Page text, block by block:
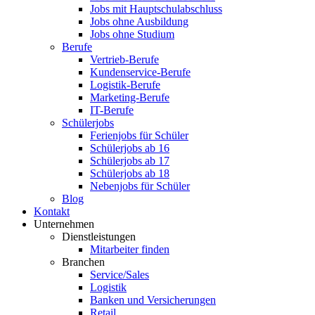
Jobs mit Hauptschulabschluss
Jobs ohne Ausbildung
Jobs ohne Studium
Berufe
Vertrieb-Berufe
Kundenservice-Berufe
Logistik-Berufe
Marketing-Berufe
IT-Berufe
Schülerjobs
Ferienjobs für Schüler
Schülerjobs ab 16
Schülerjobs ab 17
Schülerjobs ab 18
Nebenjobs für Schüler
Blog
Kontakt
Unternehmen
Dienstleistungen
Mitarbeiter finden
Branchen
Service/Sales
Logistik
Banken und Versicherungen
Retail